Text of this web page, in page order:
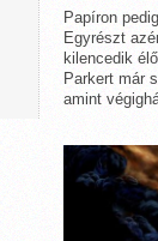
Papíron
Egyrészt
kilencedik
Parkert már
amint